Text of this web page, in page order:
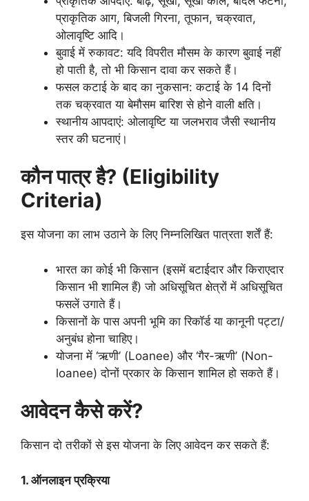
प्राकृतिक आग, बिजली गिरना, तूफान, चक्रवात,
ओलावृष्टि आदि।
बुवाई में रुकावट: यदि विपरीत मौसम के कारण बुवाई नहीं
हो पाती है, तो भी किसान दावा कर सकते हैं।
फसल कटाई के बाद का नुकसान: कटाई के 14 दिनों
तक चक्रवात या बेमौसम बारिश से होने वाली क्षति।
स्थानीय आपदाएं: ओलावृष्टि या जलभराव जैसी स्थानीय
स्तर की घटनाएं।
कौन पात्र है? (Eligibility
Criteria)
इस योजना का लाभ उठाने के लिए निम्नलिखित पात्रता शर्तें हैं:
भारत का कोई भी किसान (इसमें बटाईदार और किराएदार
किसान भी शामिल हैं) जो अधिसूचित क्षेत्रों में अधिसूचित
फसलें उगाते हैं।
किसानों के पास अपनी भूमि का रिकॉर्ड या कानूनी पट्टा/
अनुबंध होना चाहिए।
योजना में ‘ऋणी’ (Loanee) और ‘गैर-ऋणी’ (Non-
loanee) दोनों प्रकार के किसान शामिल हो सकते हैं।
आवेदन कैसे करें?
किसान दो तरीकों से इस योजना के लिए आवेदन कर सकते हैं:
1. ऑनलाइन प्रक्रिया